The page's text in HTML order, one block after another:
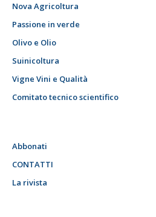
Nova Agricoltura
Passione in verde
Olivo e Olio
Suinicoltura
Vigne Vini e Qualità
Comitato tecnico scientifico
Abbonati
CONTATTI
La rivista